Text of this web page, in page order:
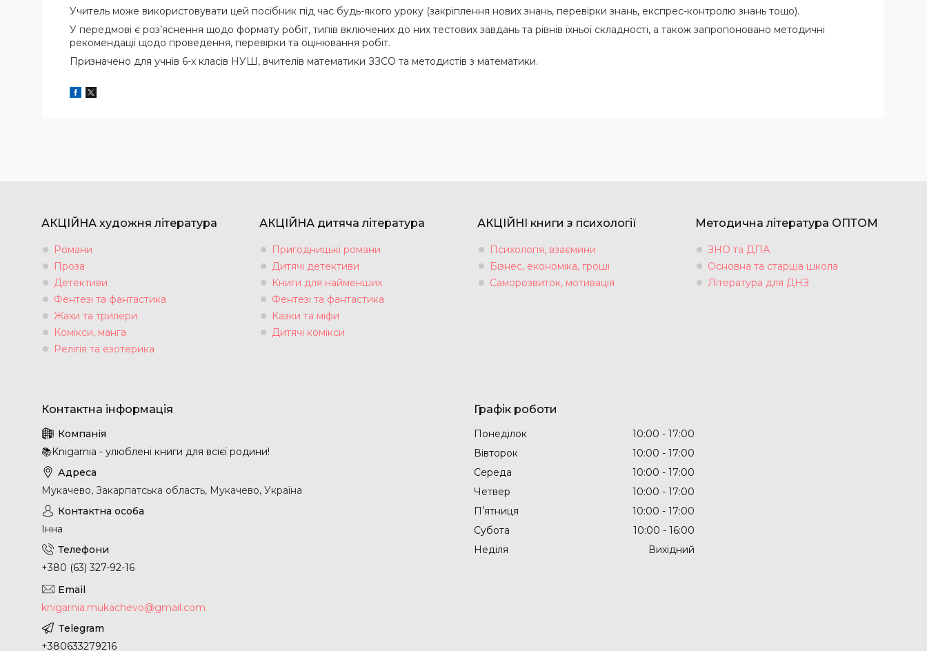
Учитель може використовувати цей посібник під час будь-якого уроку (закріплення нових знань, перевірки знань, експрес-контролю знань тощо).
У передмові є роз’яснення щодо формату робіт, типів включених до них тестових завдань та рівнів їхньої складності, а також запропоновано методичні
рекомендації щодо проведення, перевірки та оцінювання робіт.
Призначено для учнів 6-х класів НУШ, вчителів математики ЗЗСО та методистів з математики.
АКЦІЙНА художня література
Романи
Проза
Детективи
Фентезі та фантастика
Жахи та трилери
Комікси, манга
Релігія та езотерика
АКЦІЙНА дитяча література
Пригодницькі романи
Дитячі детективи
Книги для найменших
Фентезі та фантастика
Казки та міфи
Дитячі комікси
АКЦІЙНІ книги з психології
Психологія, взаємини
Бізнес, економіка, гроші
Саморозвиток, мотивація
Методична література ОПТОМ
ЗНО та ДПА
Основна та старша школа
Література для ДНЗ
📚Knigarnia - улюблені книги для всієї родини!
Мукачево, Закарпатська область, Мукачево, Україна
Інна
+380 (63) 327-92-16
knigarnia.mukachevo@gmail.com
+380633279216
Графік роботи
Понеділок 10:00
17:00
Вівторок
10:00
17:00
Середа
10:00
17:00
Четвер
10:00
17:00
Пʼятниця
10:00
17:00
Субота
10:00
16:00
Неділя
Вихідний